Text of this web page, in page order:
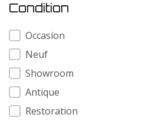
Condition
Condition
Occasion
Neuf
Showroom
Antique
Restoration